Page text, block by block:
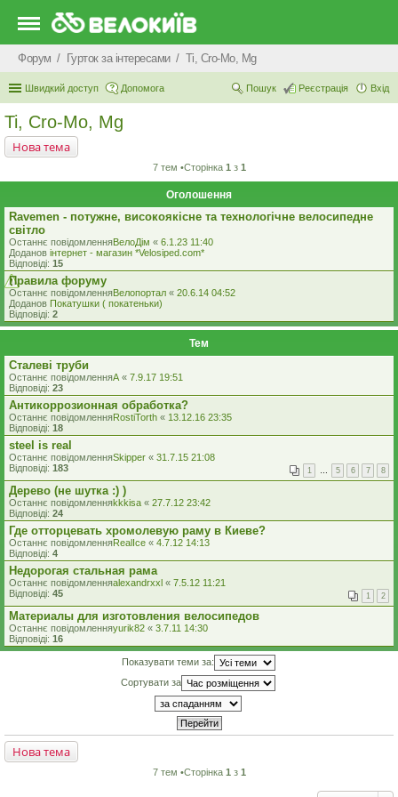
Форум Гурток за інтересами Ti, Cro-Mo, Mg
Швидкий доступ Допомога Вхід
Реєстрація
Пошук
Ti, Cro-Mo, Mg
Нова тема
7 тем •Сторінка 1 з 1
Оголошення
Ravemen - потужне, високоякісне та технологічне велосипедне
світло
Останнє повідомленняВелоДім « 6.1.23 11:40
Доданов iнтернет - магазин *Velosiped.com*
Відповіді: 15
Правила форуму
Останнє повідомленняВелопортал « 20.6.14 04:52
Доданов Покатушки ( покатеньки)
Відповіді: 2
Тем
Сталеві труби
Останнє повідомленняA « 7.9.17 19:51
Відповіді: 23
Антикоррозионная обработка?
Останнє повідомленняRostiTorth « 13.12.16 23:35
Відповіді: 18
steel is real
Останнє повідомленняSkipper « 31.7.15 21:08
Відповіді: 183 1 … 5 6 7 8
Дерево (не шутка :) )
Останнє повідомленняkkkisa « 27.7.12 23:42
Відповіді: 24
Где отторцевать хромолевую раму в Киеве?
Останнє повідомленняRealIce « 4.7.12 14:13
Відповіді: 4
Недорогая стальная рама
Останнє повідомленняalexandrxxl « 7.5.12 11:21
Відповіді: 45 1 2
Материалы для изготовления велосипедов
Останнє повідомленняyurik82 « 3.7.11 14:30
Відповіді: 16
Показувати теми за:
Сортувати за
Нова тема
7 тем •Сторінка 1 з 1